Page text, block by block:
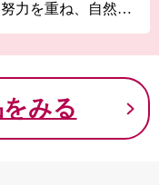
力を重ね、自然と
と豊かな大地を支
産物は、自然の恵
みる